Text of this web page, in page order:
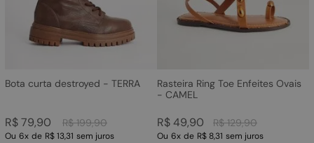
Bota curta destroyed - TERRA
R$ 199,90
R$79,90
Ou 6x de R$ 13,31 sem juros
Rasteira Ring Toe Enfeites Ovais
- CAMEL
R$ 129,90
R$49,90
Ou 6x de R$ 8,31 sem juros